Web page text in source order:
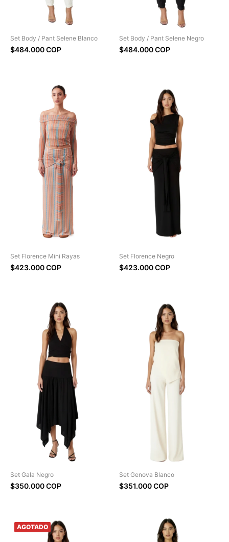
Set Body / Pant Selene Blanco
$484.000 COP
Set Body / Pant Selene Negro
$484.000 COP
Set Florence Mini Rayas
$423.000 COP
Set Florence Negro
$423.000 COP
Set Gala Negro
$350.000 COP
Set Genova Blanco
$351.000 COP